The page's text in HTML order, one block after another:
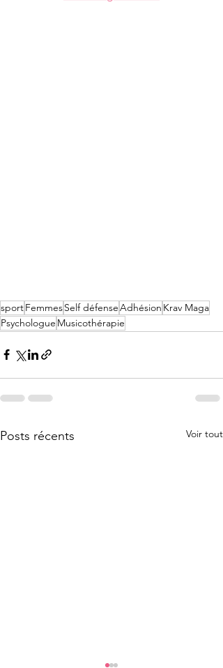
sportFemmesSelf défenseAdhésion Krav Maga
Psychologue Musicothérapie
Posts récents Voir tout